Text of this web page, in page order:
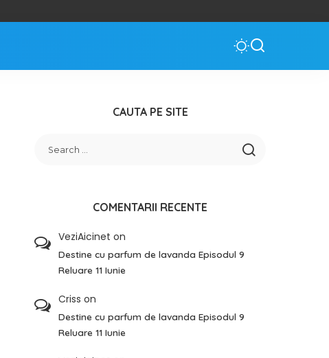
CAUTA PE SITE
COMENTARII RECENTE
VeziAicinet on
Destine cu parfum de lavanda Episodul 9
Reluare 11 Iunie
Criss on
Destine cu parfum de lavanda Episodul 9
Reluare 11 Iunie